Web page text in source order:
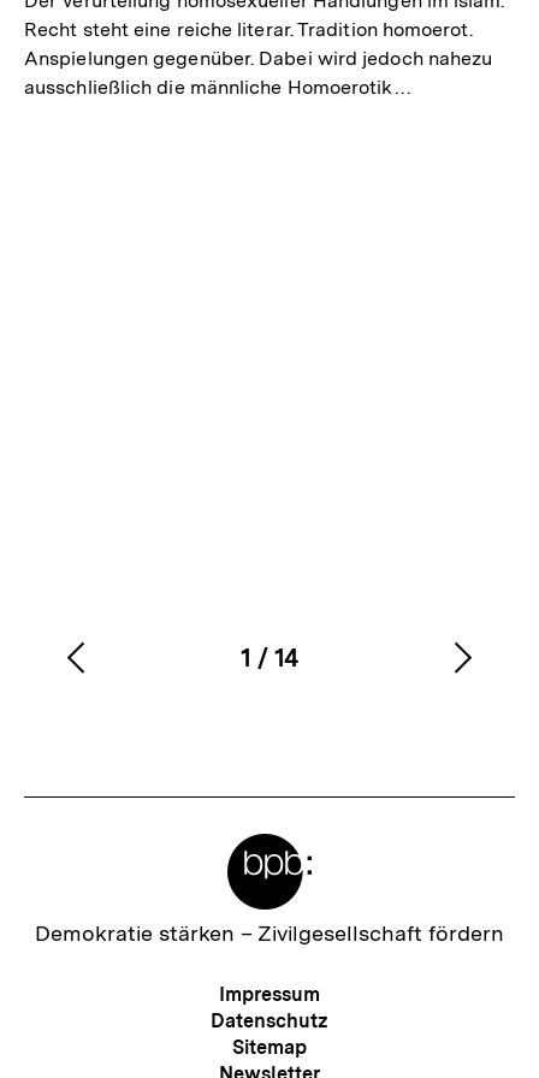
Recht steht eine reiche literar. Tradition homoerot.
Anspielungen gegenüber. Dabei wird jedoch nahezu
ausschließlich die männliche Homoerotik…
Karussellinhalt
1
von
/ 14
Vorherigen
Zur
Demokratie stärken – Zivilgesellschaft fördern
Meta-
Navigation
Impressum
Datenschutz
Sitemap